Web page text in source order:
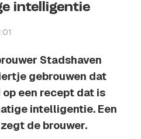
intelligentie
Stadshaven
gebrouwen dat
een recept dat is
intelligentie. Een
de brouwer.